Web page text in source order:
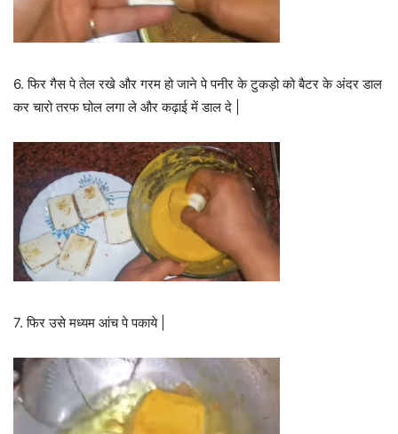
6. फिर गैस पे तेल रखे और गरम हो जाने पे पनीर के टुकड़ो को बैटर के अंदर डाल
कर चारो तरफ घोल लगा ले और कढ़ाई में डाल दे |
7. फिर उसे मध्यम आंच पे पकाये |